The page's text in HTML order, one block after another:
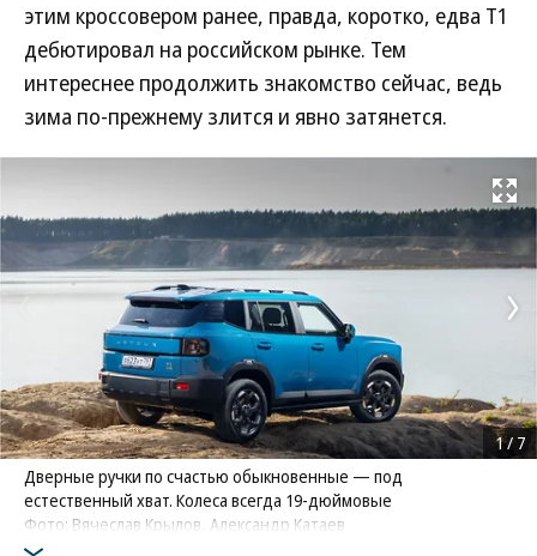
этим кроссовером ранее, правда, коротко, едва Т1
дебютировал на российском рынке. Тем
интереснее продолжить знакомство сейчас, ведь
зима по-прежнему злится и явно затянется.
Развернуть
Дверные ручки по счастью обыкновенные — под
естественный хват. Колеса всегда 19-дюймовые
Фото: Вячеслав Крылов, Александр Катаев
1/ 7